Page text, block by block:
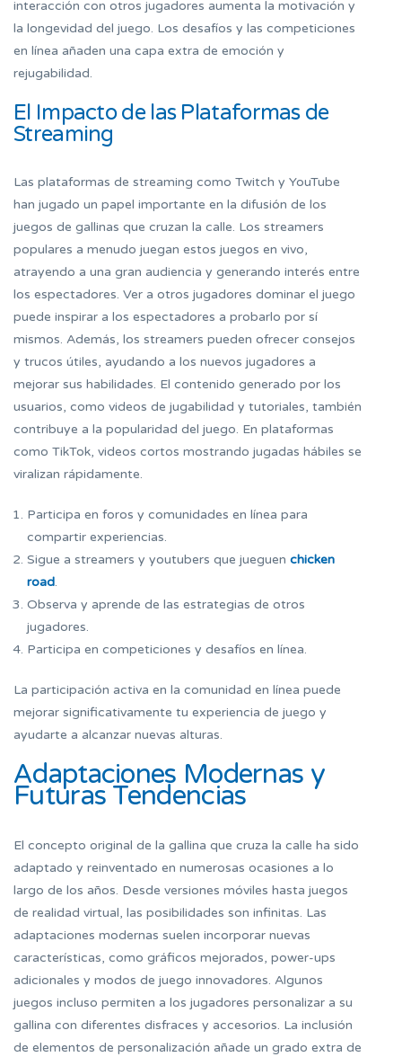
interacción con otros jugadores aumenta la motivación y
la longevidad del juego. Los desafíos y las competiciones
en línea añaden una capa extra de emoción y
rejugabilidad.
El Impacto de las Plataformas de
Streaming
Las plataformas de streaming como Twitch y YouTube
han jugado un papel importante en la difusión de los
juegos de gallinas que cruzan la calle. Los streamers
populares a menudo juegan estos juegos en vivo,
atrayendo a una gran audiencia y generando interés entre
los espectadores. Ver a otros jugadores dominar el juego
puede inspirar a los espectadores a probarlo por sí
mismos. Además, los streamers pueden ofrecer consejos
y trucos útiles, ayudando a los nuevos jugadores a
mejorar sus habilidades. El contenido generado por los
usuarios, como videos de jugabilidad y tutoriales, también
contribuye a la popularidad del juego. En plataformas
como TikTok, videos cortos mostrando jugadas hábiles se
viralizan rápidamente.
Participa en foros y comunidades en línea para
compartir experiencias.
Sigue a streamers y youtubers que jueguen chicken
road.
Observa y aprende de las estrategias de otros
jugadores.
Participa en competiciones y desafíos en línea.
La participación activa en la comunidad en línea puede
mejorar significativamente tu experiencia de juego y
ayudarte a alcanzar nuevas alturas.
Adaptaciones Modernas y
Futuras Tendencias
El concepto original de la gallina que cruza la calle ha sido
adaptado y reinventado en numerosas ocasiones a lo
largo de los años. Desde versiones móviles hasta juegos
de realidad virtual, las posibilidades son infinitas. Las
adaptaciones modernas suelen incorporar nuevas
características, como gráficos mejorados, power-ups
adicionales y modos de juego innovadores. Algunos
juegos incluso permiten a los jugadores personalizar a su
gallina con diferentes disfraces y accesorios. La inclusión
de elementos de personalización añade un grado extra de